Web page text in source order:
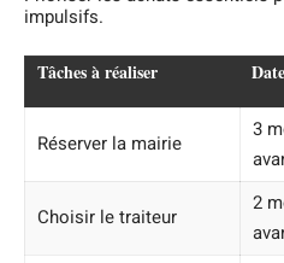
impulsifs.
Tâches à réaliser
Réserver la mairie
3
Choisir le traiteur
2